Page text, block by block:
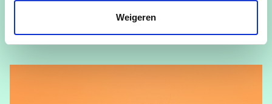
Weigeren
View Ilse Beelen's profile